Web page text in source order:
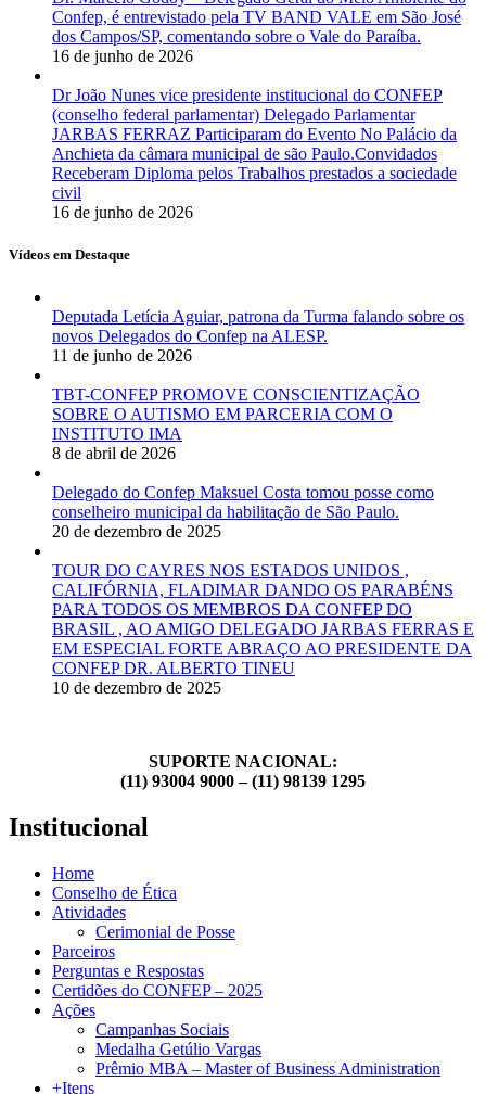
Confep, é entrevistado pela TV BAND VALE em São José
dos Campos/SP, comentando sobre o Vale do Paraíba.
16 de junho de 2026
Dr João Nunes vice presidente institucional do CONFEP
(conselho federal parlamentar) Delegado Parlamentar
JARBAS FERRAZ Participaram do Evento No Palácio da
Anchieta da câmara municipal de são Paulo.Convidados
Receberam Diploma pelos Trabalhos prestados a sociedade
civil
16 de junho de 2026
Vídeos em Destaque
Deputada Letícia Aguiar, patrona da Turma falando sobre os
novos Delegados do Confep na ALESP.
11 de junho de 2026
TBT-CONFEP PROMOVE CONSCIENTIZAÇÃO
SOBRE O AUTISMO EM PARCERIA COM O
INSTITUTO IMA
8 de abril de 2026
Delegado do Confep Maksuel Costa tomou posse como
conselheiro municipal da habilitação de São Paulo.
20 de dezembro de 2025
TOUR DO CAYRES NOS ESTADOS UNIDOS ,
CALIFÓRNIA, FLADIMAR DANDO OS PARABÉNS
PARA TODOS OS MEMBROS DA CONFEP DO
BRASIL , AO AMIGO DELEGADO JARBAS FERRAS E
EM ESPECIAL FORTE ABRAÇO AO PRESIDENTE DA
CONFEP DR. ALBERTO TINEU
10 de dezembro de 2025
SUPORTE NACIONAL:
(11) 93004 9000 – (11) 98139 1295
Institucional
Home
Conselho de Ética
Atividades
Cerimonial de Posse
Parceiros
Perguntas e Respostas
Certidões do CONFEP – 2025
Ações
Campanhas Sociais
Medalha Getúlio Vargas
Prêmio MBA – Master of Business Administration
+Itens